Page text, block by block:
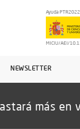
Ayuda
MICIU/AEI/
NEWSLETTER
más en